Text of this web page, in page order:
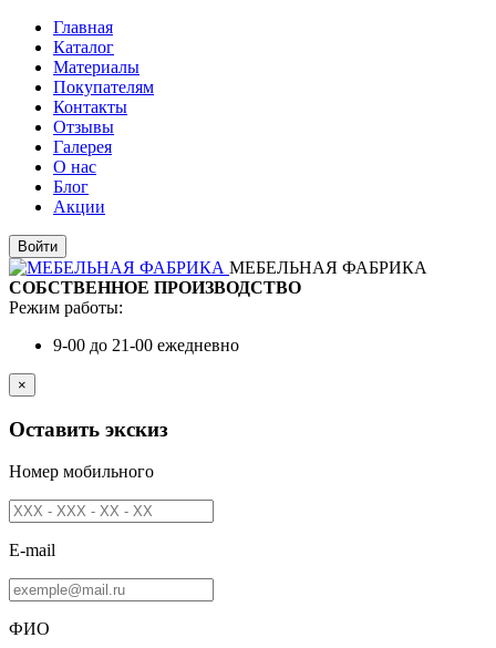
Главная
Каталог
Материалы
Покупателям
Контакты
Отзывы
Галерея
О нас
Блог
Акции
Войти
МЕБЕЛЬНАЯ ФАБРИКА
СОБСТВЕННОЕ ПРОИЗВОДСТВО
Режим работы:
9-00 до 21-00 ежедневно
×
Оставить экскиз
Номер мобильного
E-mail
ФИО